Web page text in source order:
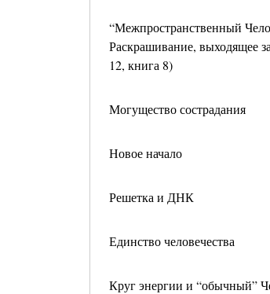
“Межпространственный
Раскрашивание, выходящее
12, книга 8)
Могущество сострадания
Новое начало
Решетка и ДНК
Единство человечества
Круг энергии и “обычный”